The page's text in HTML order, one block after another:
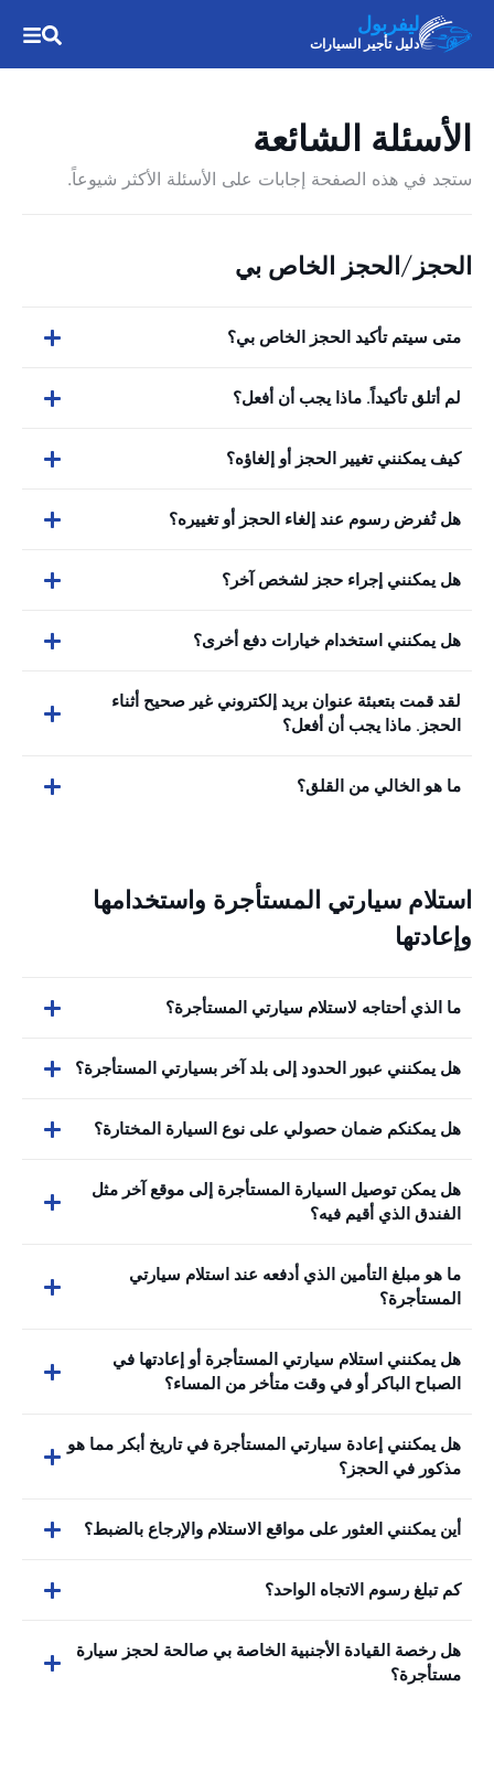
ليفربول
دليل تأجير السيارات
الأسئلة الشائعة
ستجد في هذه الصفحة إجابات على الأسئلة الأكثر شيوعاً.
الحجز/الحجز الخاص بي
متى سيتم تأكيد الحجز الخاص بي؟
لم أتلق تأكيداً. ماذا يجب أن أفعل؟
كيف يمكنني تغيير الحجز أو إلغاؤه؟
هل تُفرض رسوم عند إلغاء الحجز أو تغييره؟
هل يمكنني إجراء حجز لشخص آخر؟
هل يمكنني استخدام خيارات دفع أخرى؟
لقد قمت بتعبئة عنوان بريد إلكتروني غير صحيح أثناء
الحجز. ماذا يجب أن أفعل؟
ما هو الخالي من القلق؟
استلام سيارتي المستأجرة واستخدامها
وإعادتها
ما الذي أحتاجه لاستلام سيارتي المستأجرة؟
هل يمكنني عبور الحدود إلى بلد آخر بسيارتي المستأجرة؟
هل يمكنكم ضمان حصولي على نوع السيارة المختارة؟
هل يمكن توصيل السيارة المستأجرة إلى موقع آخر مثل
الفندق الذي أقيم فيه؟
ما هو مبلغ التأمين الذي أدفعه عند استلام سيارتي
المستأجرة؟
هل يمكنني استلام سيارتي المستأجرة أو إعادتها في
الصباح الباكر أو في وقت متأخر من المساء؟
هل يمكنني إعادة سيارتي المستأجرة في تاريخ أبكر مما هو
مذكور في الحجز؟
أين يمكنني العثور على مواقع الاستلام والإرجاع بالضبط؟
كم تبلغ رسوم الاتجاه الواحد؟
هل رخصة القيادة الأجنبية الخاصة بي صالحة لحجز سيارة
مستأجرة؟